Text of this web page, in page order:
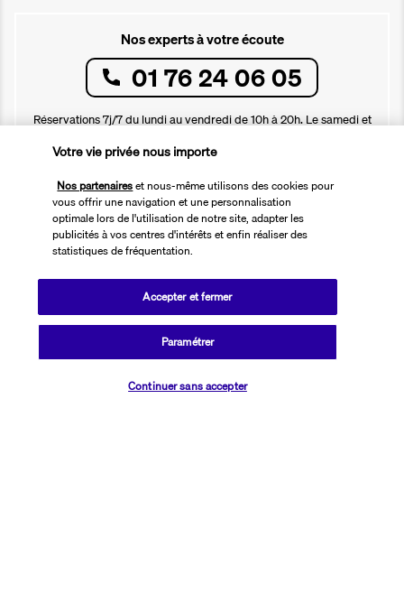
Nos experts à votre écoute
01 76 24 06 05
Réservations 7j/7 du lundi au vendredi de 10h à 20h. Le samedi et
(Prix d'un appel local)
Depuis l’étranger et les DROM-COM
+33 1 76 24 06 05
(Prix d’un appel international)
Référence produit : 51071
Votre vie privée nous importe
Nos partenaireset nous-même utilisons des cookies pour
vous offrir une navigation et une personnalisation
optimale lors de l'utilisation de notre site, adapter les
publicités à vos centres d'intérêts et enfin réaliser des
statistiques de fréquentation.
Paramétrer
Continuer sans accepter
Accepter et fermer